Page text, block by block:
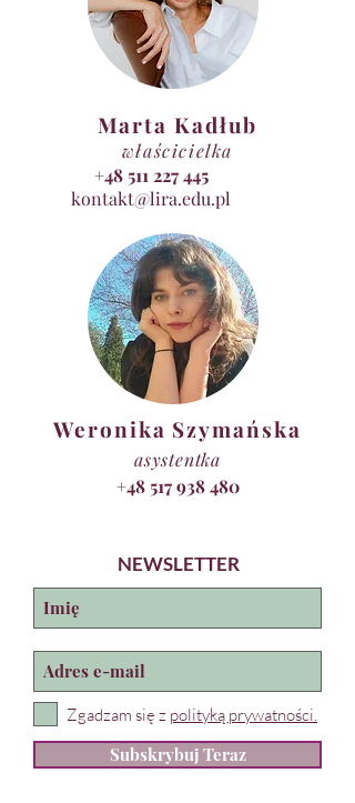
Marta Kadłub
właścicielka
+48 511 227 445
kontakt@lira.edu.pl
Weronika Szymańska
asystentka
+48 517 938 480
NEWSLETTER
Zgadzam się z polityką prywatności.
Subskrybuj Teraz